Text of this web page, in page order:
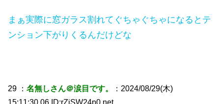
まぁ実際に窓ガラス割れてぐちゃぐちゃになるとテ
ンション下がりくるんだけどな
29 ：名無しさん＠涙目です。
：2024/08/29(木)
15:11:30.06 ID:rZjSW24p0.net